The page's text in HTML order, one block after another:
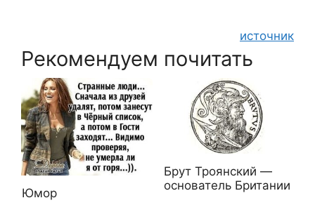
источник
Рекомендуем почитать
Юмор
Брут Троянский —
основатель Британии